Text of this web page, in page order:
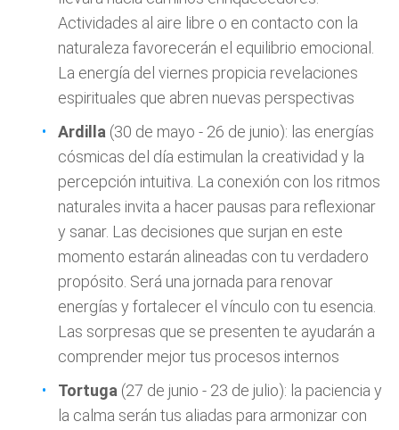
Actividades al aire libre o en contacto con la
naturaleza favorecerán el equilibrio emocional.
La energía del viernes propicia revelaciones
espirituales que abren nuevas perspectivas
Ardilla (30 de mayo - 26 de junio): las energías
cósmicas del día estimulan la creatividad y la
percepción intuitiva. La conexión con los ritmos
naturales invita a hacer pausas para reflexionar
y sanar. Las decisiones que surjan en este
momento estarán alineadas con tu verdadero
propósito. Será una jornada para renovar
energías y fortalecer el vínculo con tu esencia.
Las sorpresas que se presenten te ayudarán a
comprender mejor tus procesos internos
Tortuga (27 de junio - 23 de julio): la paciencia y
la calma serán tus aliadas para armonizar con